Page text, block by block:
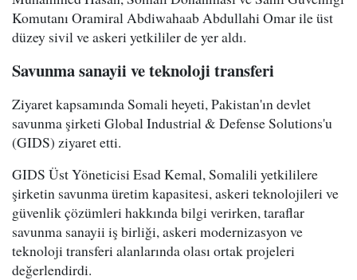
Komutanı Oramiral Abdiwahaab Abdullahi Omar ile üst
düzey sivil ve askeri yetkililer de yer aldı.
Savunma sanayii ve teknoloji transferi
Ziyaret kapsamında Somali heyeti, Pakistan'ın devlet
savunma şirketi Global Industrial & Defense Solutions'u
(GIDS) ziyaret etti.
GIDS Üst Yöneticisi Esad Kemal, Somalili yetkililere
şirketin savunma üretim kapasitesi, askeri teknolojileri ve
güvenlik çözümleri hakkında bilgi verirken, taraflar
savunma sanayii iş birliği, askeri modernizasyon ve
teknoloji transferi alanlarında olası ortak projeleri
değerlendirdi.